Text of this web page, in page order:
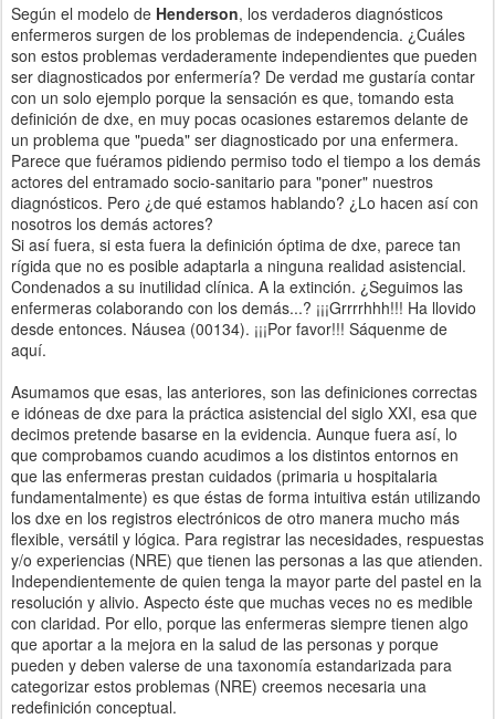
Según el modelo de Henderson, los verdaderos diagnósticos
enfermeros surgen de los problemas de independencia. ¿Cuáles
son estos problemas verdaderamente independientes que pueden
ser diagnosticados por enfermería? De verdad me gustaría contar
con un solo ejemplo porque la sensación es que, tomando esta
definición de dxe, en muy pocas ocasiones estaremos delante de
un problema que "pueda" ser diagnosticado por una enfermera.
Parece que fuéramos pidiendo permiso todo el tiempo a los demás
actores del entramado socio-sanitario para "poner" nuestros
diagnósticos. Pero ¿de qué estamos hablando? ¿Lo hacen así con
nosotros los demás actores?
Si así fuera, si esta fuera la definición óptima de dxe, parece tan
rígida que no es posible adaptarla a ninguna realidad asistencial.
Condenados a su inutilidad clínica. A la extinción. ¿Seguimos las
enfermeras colaborando con los demás...? ¡¡¡Grrrrhhh!!! Ha llovido
desde entonces. Náusea (00134). ¡¡¡Por favor!!! Sáquenme de
aquí.
Asumamos que esas, las anteriores, son las definiciones correctas
e idóneas de dxe para la práctica asistencial del siglo XXI, esa que
decimos pretende basarse en la evidencia. Aunque fuera así, lo
que comprobamos cuando acudimos a los distintos entornos en
que las enfermeras prestan cuidados (primaria u hospitalaria
fundamentalmente) es que éstas de forma intuitiva están utilizando
los dxe en los registros electrónicos de otro manera mucho más
flexible, versátil y lógica. Para registrar las necesidades, respuestas
y/o experiencias (NRE) que tienen las personas a las que atienden.
Independientemente de quien tenga la mayor parte del pastel en la
resolución y alivio. Aspecto éste que muchas veces no es medible
con claridad. Por ello, porque las enfermeras siempre tienen algo
que aportar a la mejora en la salud de las personas y porque
pueden y deben valerse de una taxonomía estandarizada para
categorizar estos problemas (NRE) creemos necesaria una
redefinición conceptual.